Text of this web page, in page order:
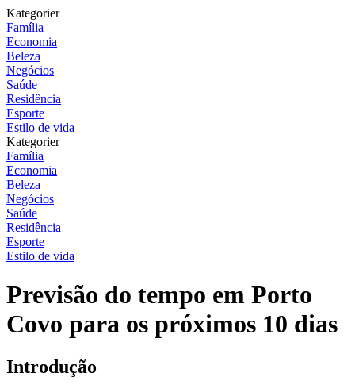
Kategorier
Família
Economia
Beleza
Negócios
Saúde
Residência
Esporte
Estilo de vida
Kategorier
Família
Economia
Beleza
Negócios
Saúde
Residência
Esporte
Estilo de vida
Previsão do tempo em Porto
Covo para os próximos 10 dias
Introdução